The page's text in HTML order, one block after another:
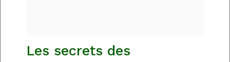
Les secrets des